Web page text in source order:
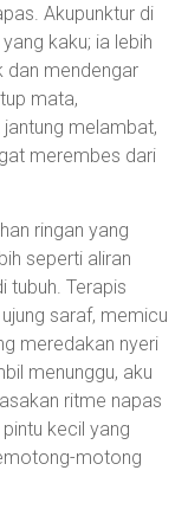
Akupunktur di
kaku; ia lebih
dan mendengar
mata,
melambat,
merembes dari
ringan yang
seperti aliran
tubuh. Terapis
saraf, memicu
meredakan nyeri
menunggu, aku
ritme napas
kecil yang
motong